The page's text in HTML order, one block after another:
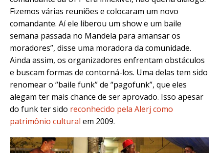
Fizemos várias reuniões e colocaram um novo
comandante. Aí ele liberou um show e um baile
semana passada no Mandela para amansar os
moradores”, disse uma moradora da comunidade.
Ainda assim, os organizadores enfrentam obstáculos
e buscam formas de contorná-los. Uma delas tem sido
renomear o “baile funk” de “pagofunk”, que eles
alegam ter mais chance de ser aprovado. Isso apesar
do funk ter sido reconhecido pela Alerj como
patrimônio cultural em 2009.